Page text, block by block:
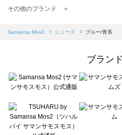
TSUHARU by Samansa Mos2（ツハルバイ
Samansa Mos2 blue（サマンサモスモス ブル
sō4ū（ソウフォーユー）のシューズ一覧
Te chichi（テチチ）のシューズ一覧
Te chichi CLASSIC（テチチ クラシック）の
Lugnoncure（ルノンキュール）のシューズ
BETTY'S BLUE（べティーズブルー）のシュ
Wpc.（ワールドパーティー）のシューズ一覧
その他のブランド ＋
Samansa Mos2 シューズ ブルー/青系
ブラン